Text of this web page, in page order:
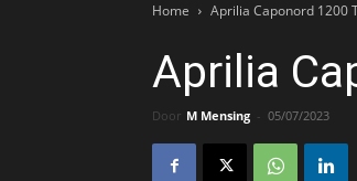
Home Aprilia Caponord 1200
Aprilia
Door M Mensing - 05/07/2023